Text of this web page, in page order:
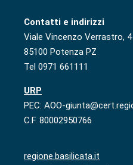
Contatti e indirizzi
Viale Vincenzo Verrastro, 4
85100 Potenza PZ
Tel 0971 661111
URP
PEC: AOO-
C.F. 80002950766
regione.basilicata.it